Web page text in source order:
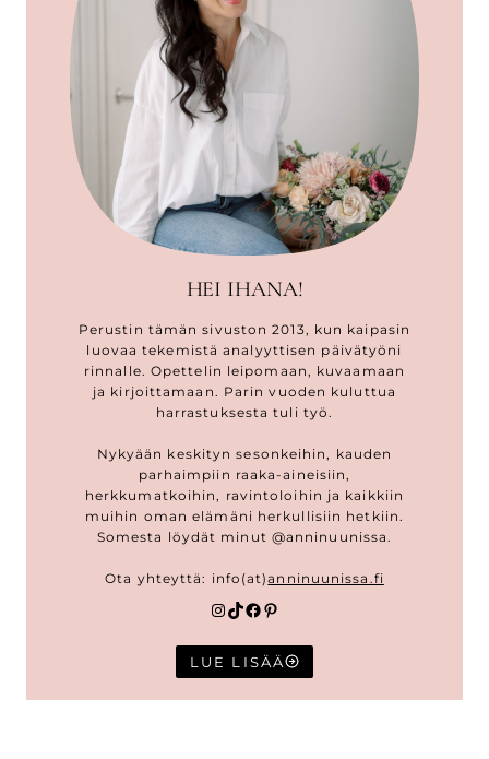
HEI IHANA!
Perustin tämän sivuston 2013, kun kaipasin
luovaa tekemistä analyyttisen päivätyöni
rinnalle. Opettelin leipomaan, kuvaamaan
ja kirjoittamaan. Parin vuoden kuluttua
harrastuksesta tuli työ.
Nykyään keskityn sesonkeihin, kauden
parhaimpiin raaka-aineisiin,
herkkumatkoihin, ravintoloihin ja kaikkiin
muihin oman elämäni herkullisiin hetkiin.
Somesta löydät minut @anninuunissa.
Ota yhteyttä: info(at)anninuunissa.fi
Instagram
TikTok
Facebook
Pinterest
LUE LISÄÄ